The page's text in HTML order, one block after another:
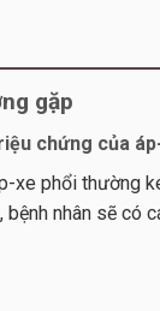
gặp
chứng của
xe phổi thường
nhân sẽ có